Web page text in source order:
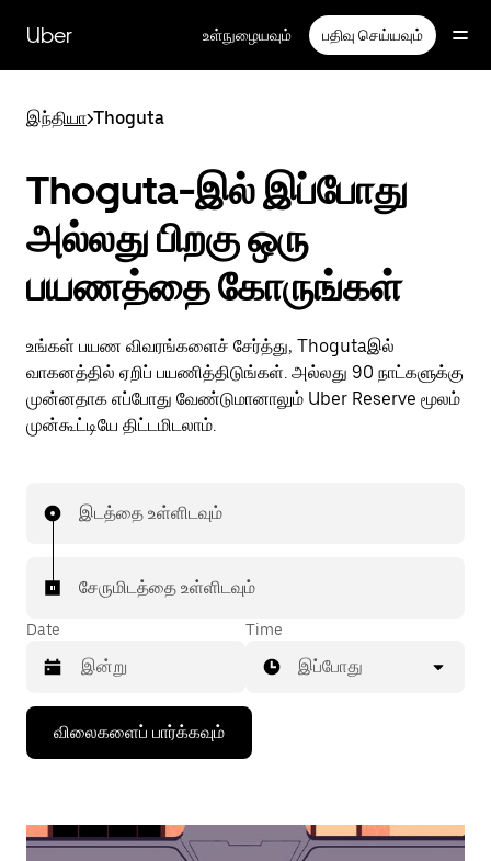
பக்கத்திற்குச்
செல்லவும்
Uber உள்நுழையவும் பதிவு செய்யவும்
இந்தியா>Thoguta
Thoguta-இல் இப்போது
அல்லது பிறகு ஒரு
பயணத்தை கோருங்கள்
உங்கள் பயண விவரங்களைச் சேர்த்து, Thogutaஇல்
வாகனத்தில் ஏறிப் பயணித்திடுங்கள். அல்லது 90 நாட்களுக்கு
முன்னதாக எப்போது வேண்டுமானாலும் Uber Reserve மூலம்
முன்கூட்டியே திட்டமிடலாம்.
இடத்தை உள்ளிடவும்
சேருமிடத்தை உள்ளிடவும்
Date
கீழ்நோக்கிய
அம்புக்குறியை
அழுத்தி
தேர்ந்தெடுக்கவும்.
Time
இப்போது
விலைகளைப் பார்க்கவும்